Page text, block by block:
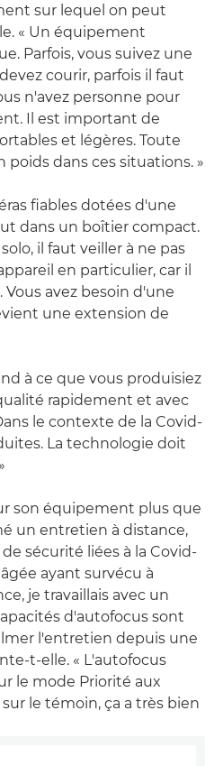
sur lequel on peut
« Un équipement
Parfois, vous suivez une
courir, parfois il faut
n'avez personne pour
Il est important de
et légères. Toute
dans ces situations. »
fiables dotées d'une
dans un boîtier compact.
il faut veiller à ne pas
en particulier, car il
avez besoin d'une
une extension de
à ce que vous produisiez
rapidement et avec
le contexte de la Covid-
La technologie doit
son équipement plus que
un entretien à distance,
sécurité liées à la Covid-
ayant survécu à
je travaillais avec un
d'autofocus sont
l'entretien depuis une
t-elle. « L'autofocus
le mode Priorité aux
le témoin, ça a très bien